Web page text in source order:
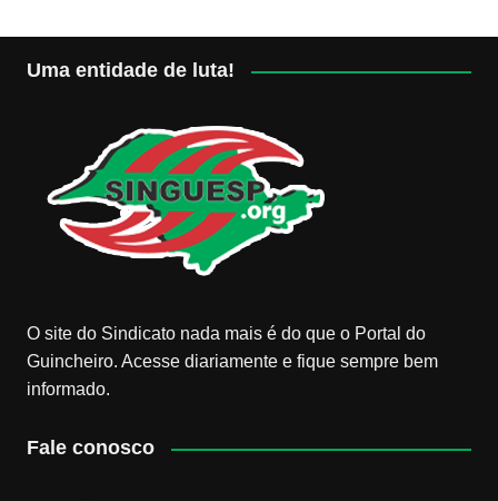
Uma entidade de luta!
O site do Sindicato nada mais é do que o Portal do
Guincheiro. Acesse diariamente e fique sempre bem
informado.
Fale conosco